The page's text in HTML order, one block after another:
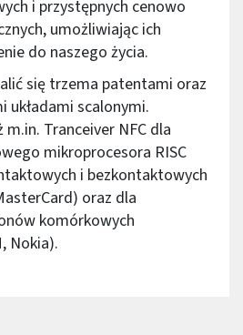
i przystępnych cenowo
umożliwiając ich
do naszego życia.
się trzema patentami oraz
układami scalonymi.
Tranceiver NFC dla
mikroprocesora RISC
i bezkontaktowych
oraz dla
komórkowych
Nokia).